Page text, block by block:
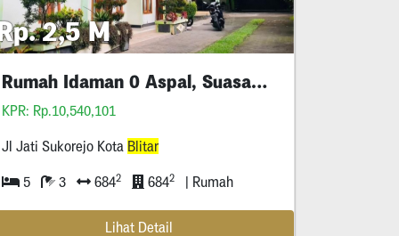
2,5 M
Rumah Idaman 0 Aspal, Suasana Tenang
KPR: Rp.10,540,101
Jl Jati Sukorejo Kota Blitar
5 3 6842 6842 | Rumah
Lihat Detail